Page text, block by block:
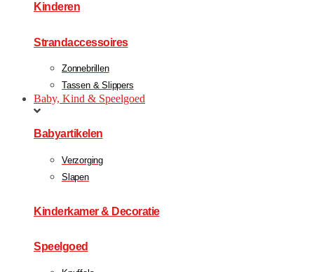
Kinderen
Strandaccessoires
Zonnebrillen
Tassen & Slippers
Baby, Kind & Speelgoed
Babyartikelen
Verzorging
Slapen
Kinderkamer & Decoratie
Speelgoed